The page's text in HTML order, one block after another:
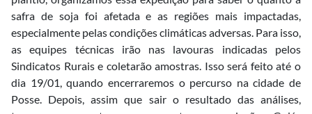
safra de soja foi afetada e as regiões mais impactadas,
especialmente pelas condições climáticas adversas. Para isso,
as equipes técnicas irão nas lavouras indicadas pelos
Sindicatos Rurais e coletarão amostras. Isso será feito até o
dia 19/01, quando encerraremos o percurso na cidade de
Posse. Depois, assim que sair o resultado das análises,